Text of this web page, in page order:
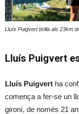
Lluís Puigvert brilla als 23km
Lluís Puigvert
Lluís Puigvert ha
comença a fer-se un
gironí, de només 21